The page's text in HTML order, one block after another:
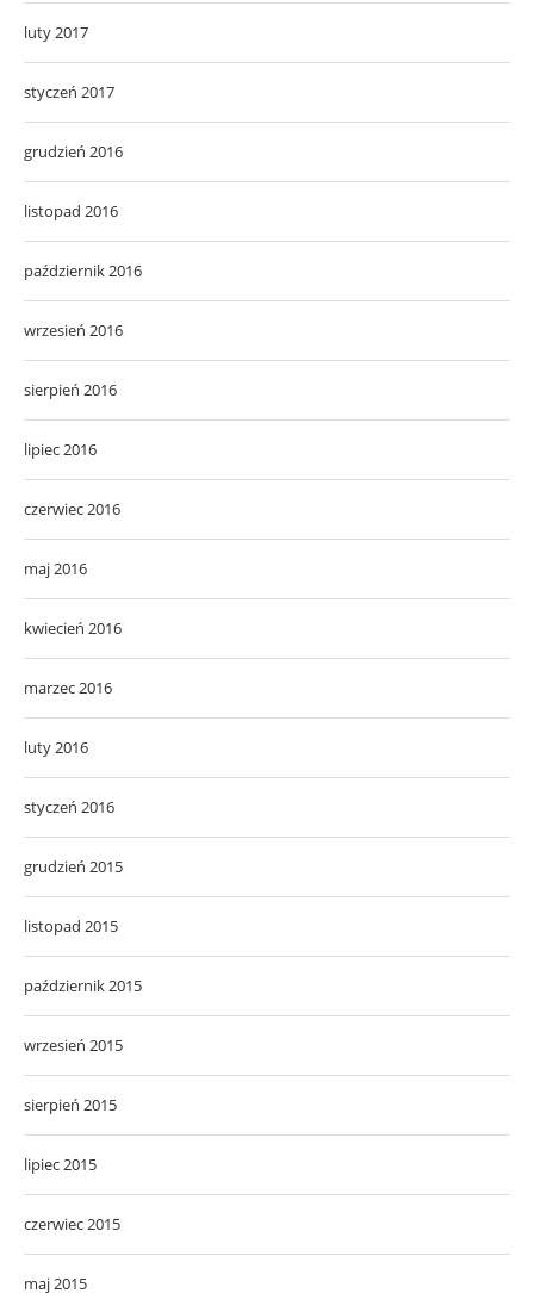
luty 2017
styczeń 2017
grudzień 2016
listopad 2016
październik 2016
wrzesień 2016
sierpień 2016
lipiec 2016
czerwiec 2016
maj 2016
kwiecień 2016
marzec 2016
luty 2016
styczeń 2016
grudzień 2015
listopad 2015
październik 2015
wrzesień 2015
sierpień 2015
lipiec 2015
czerwiec 2015
maj 2015